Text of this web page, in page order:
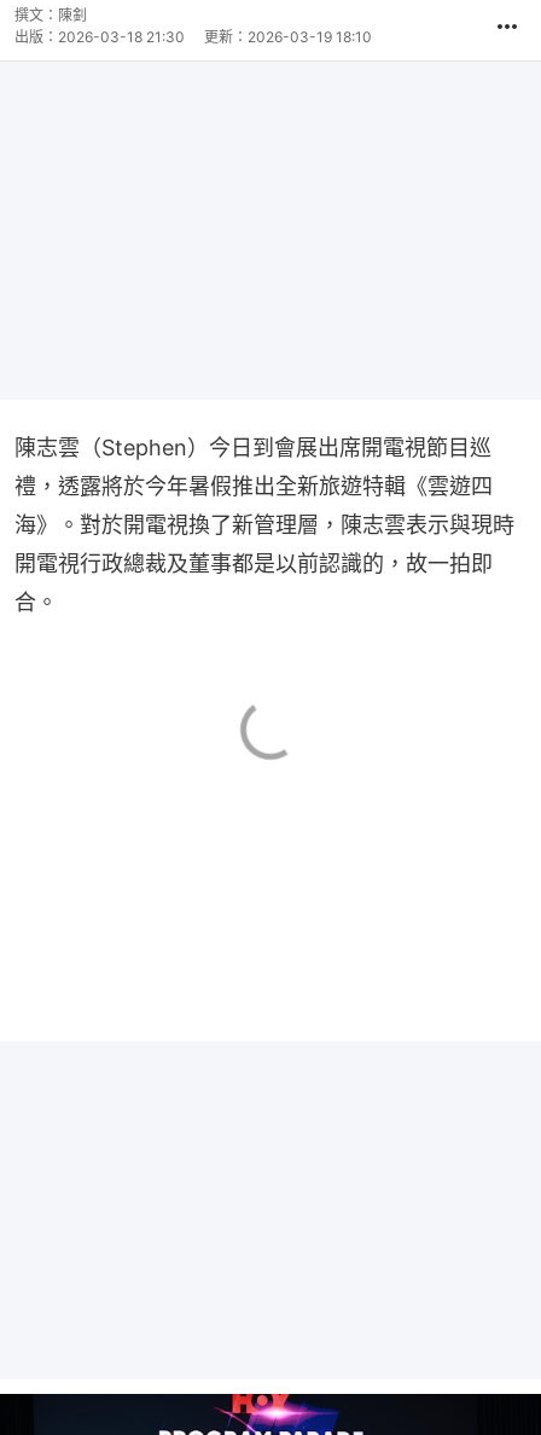
撰文： 陳釗
出版： 2026-03-18 21:30 更新： 2026-03-19 18:10
陳志雲（Stephen）今日到會展出席開電視節目巡
禮，透露將於今年暑假推出全新旅遊特輯《雲遊四
海》。對於開電視換了新管理層，陳志雲表示與現時
開電視行政總裁及董事都是以前認識的，故一拍即
合。